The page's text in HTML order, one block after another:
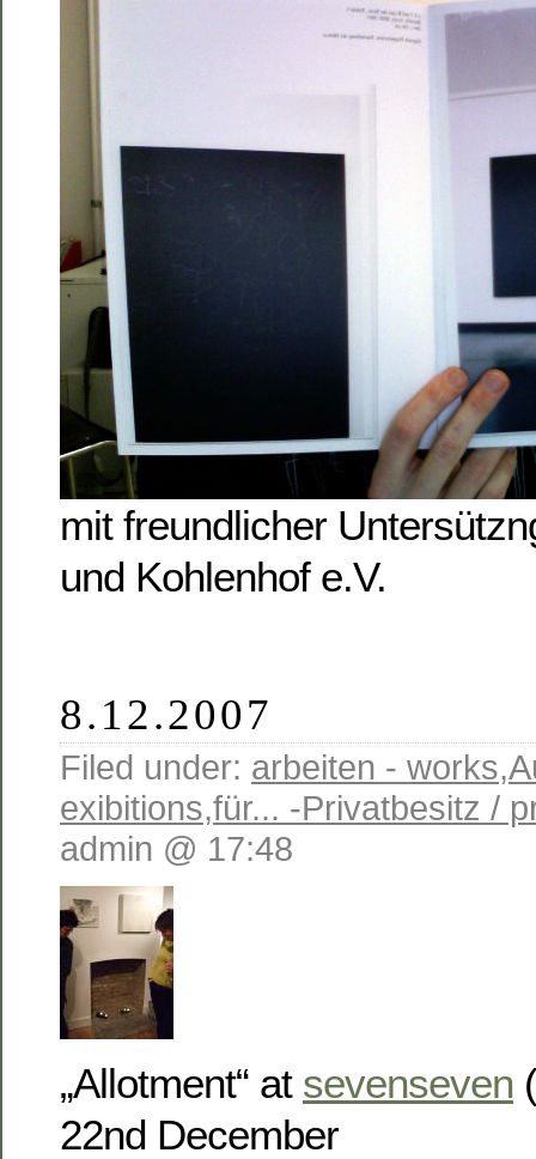
mit freundlicher
und Kohlenhof e.V.
8.12.2007
Filed under: arbeiten - works,
exibitions,für... -Privatbesitz /
admin @ 17:48
„Allotment“ at sevenseven
22nd December